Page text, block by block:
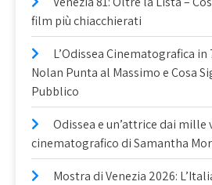
film più chiacchierati
L’Odissea Cinematografica
Nolan Punta al Massimo e Cosa
Pubblico
Odissea e un’attrice dai
cinematografico di Samantha
Mostra di Venezia 2026: